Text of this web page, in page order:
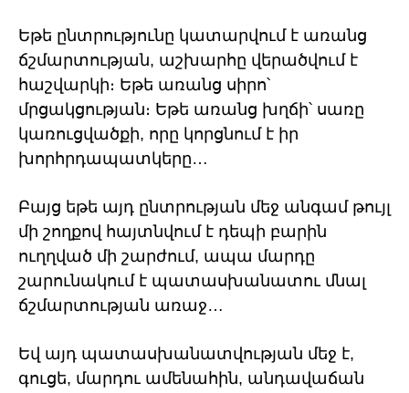
Եթե ընտրությունը կատարվում է առանց
ճշմարտության, աշխարհը վերածվում է
հաշվարկի։ Եթե առանց սիրո՝
մրցակցության։ Եթե առանց խղճի՝ սառը
կառուցվածքի, որը կորցնում է իր
խորհրդապատկերը…
Բայց եթե այդ ընտրության մեջ անգամ թույլ
մի շողքով հայտնվում է դեպի բարին
ուղղված մի շարժում, ապա մարդը
շարունակում է պատասխանատու մնալ
ճշմարտության առաջ…
Եվ այդ պատասխանատվության մեջ է,
գուցե, մարդու ամենահին, անդավաճան